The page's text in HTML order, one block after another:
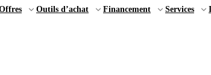
Outils d’achat Financement Services